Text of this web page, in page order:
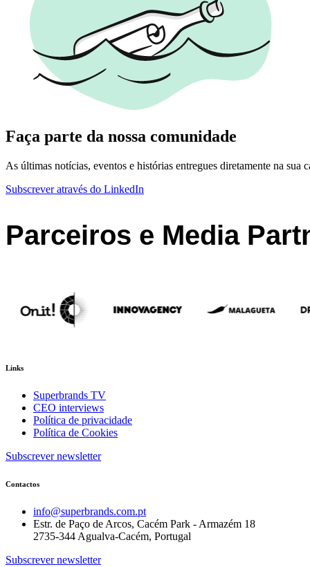
Faça parte da nossa comunidade
As últimas notícias, eventos e histórias entregues diretamente na sua
Subscrever através do LinkedIn
Parceiros e Media
Links
Superbrands TV
CEO interviews
Política de privacidade
Política de Cookies
Subscrever newsletter
Contactos
info@superbrands.com.pt
Estr. de Paço de Arcos, Cacém Park - Armazém 18
2735-344 Agualva-Cacém, Portugal
Subscrever newsletter